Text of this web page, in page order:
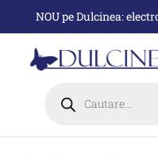
NOU pe Dulcinea: